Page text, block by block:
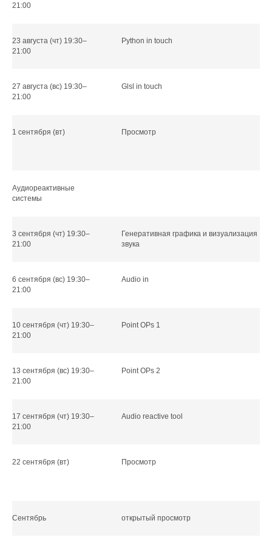
21:00
23 августа (чт) 19:30–
21:00
Python in touch
27 августа (вс) 19:30–
21:00
Glsl in touch
1 сентября (вт) Просмотр
Аудиореактивные
системы
3 сентября (чт) 19:30–
21:00
Генеративная графика и визуализация
звука
6 сентября (вс) 19:30–
21:00
Audio in
10 сентября (чт) 19:30–
21:00
Point OPs 1
13 сентября (вс) 19:30–
21:00
Point OPs 2
17 сентября (чт) 19:30–
21:00
Audio reactive tool
22 сентября (вт) Просмотр
Сентябрь открытый просмотр